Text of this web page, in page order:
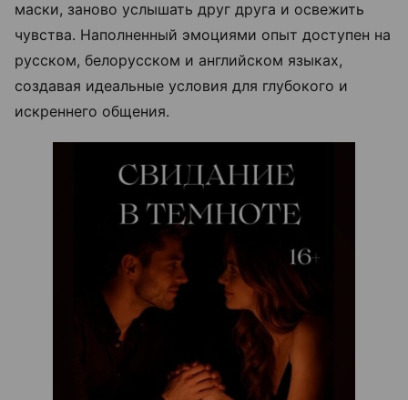
маски, заново услышать друг друга и освежить
чувства. Наполненный эмоциями опыт доступен на
русском, белорусском и английском языках,
создавая идеальные условия для глубокого и
искреннего общения.